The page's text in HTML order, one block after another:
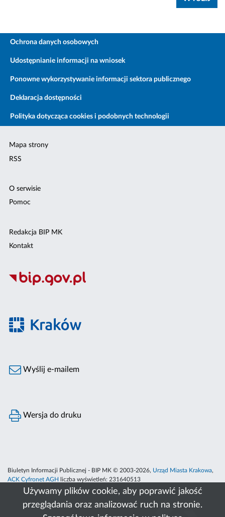
Używamy plików cookie, aby poprawić jakość
przeglądania oraz analizować ruch na stronie.
Ochrona danych osobowych
Udostępnianie informacji na wniosek
Ponowne wykorzystywanie informacji sektora publicznego
Deklaracja dostępności
Polityka dotycząca cookies i podobnych technologii
Mapa strony
RSS
O serwisie
Pomoc
Redakcja BIP MK
Kontakt
Wyślij e-mailem
Wersja do druku
Biuletyn Informacji Publicznej - BIP MK © 2003-2026, Urząd Miasta Krakowa,
ACK Cyfronet AGH
liczba wyświetleń: 231640513